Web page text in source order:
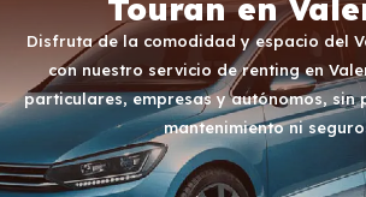
Touran en
Disfruta de la comodidad y espacio del
con nuestro servicio de renting en
particulares, empresas y autónomos, sin
mantenimiento ni